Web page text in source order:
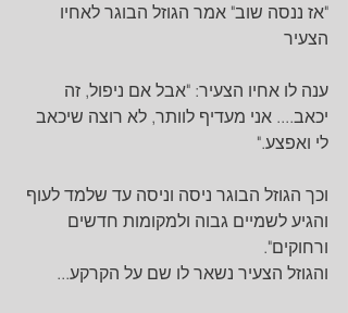
"אז ננסה שוב" אמר הגוזל הבוגר לאחיו
הצעיר
ענה לו אחיו הצעיר: "אבל אם ניפול, זה
יכאב.... אני מעדיף לוותר, לא רוצה שיכאב
לי ואפצע."
וכך הגוזל הבוגר ניסה וניסה עד שלמד לעוף
והגיע לשמיים גבוה ולמקומות חדשים
ורחוקים".
והגוזל הצעיר נשאר לו שם על הקרקע...